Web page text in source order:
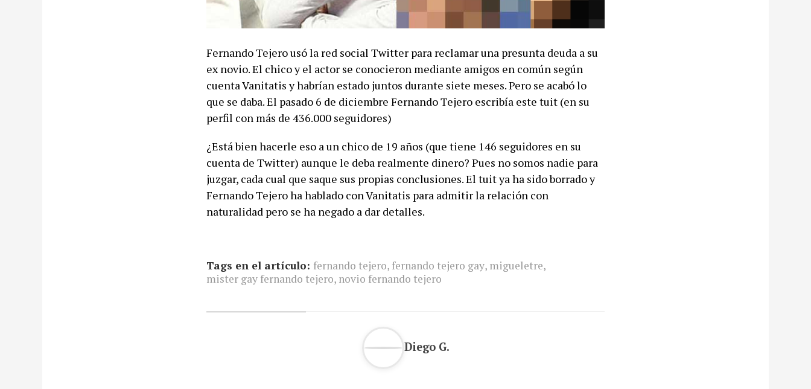
Fernando Tejero usó la red social Twitter para reclamar una presunta deuda a su
ex novio. El chico y el actor se conocieron mediante amigos en común según
cuenta Vanitatis y habrían estado juntos durante siete meses. Pero se acabó lo
que se daba. El pasado 6 de diciembre Fernando Tejero escribía este tuit (en su
perfil con más de 436.000 seguidores)
¿Está bien hacerle eso a un chico de 19 años (que tiene 146 seguidores en su
cuenta de Twitter) aunque le deba realmente dinero? Pues no somos nadie para
juzgar, cada cual que saque sus propias conclusiones. El tuit ya ha sido borrado y
Fernando Tejero ha hablado con Vanitatis para admitir la relación con
naturalidad pero se ha negado a dar detalles.
Tags en el artículo: fernando tejero, fernando tejero gay, migueletre,
mister gay fernando tejero, novio fernando tejero
Diego G.